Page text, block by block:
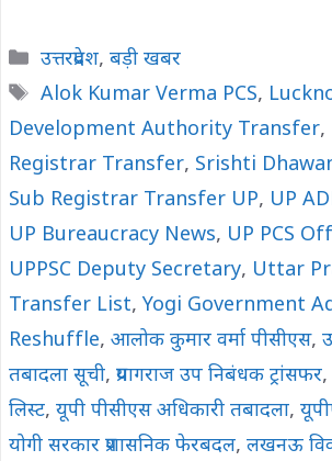
Categories
उत्तरप्रदेश, बड़ी खबर
Tags
Alok Kumar Verma PCS,
Development Authority Transfer,
Registrar Transfer, Srishti
Sub Registrar Transfer UP, UP
UP Bureaucracy News, UP PCS
UPPSC Deputy Secretary, Uttar
Transfer List, Yogi Government
Reshuffle, आलोक कुमार वर्मा पीसीएस,
तबादला सूची, प्रयागराज उप निबंधक ट्रांसफर,
लिस्ट, यूपी पीसीएस अधिकारी तबादला,
योगी सरकार प्रशासनिक फेरबदल, लखनऊ